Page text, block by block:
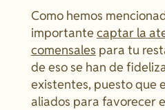
Como hemos
importante captar la
comensales para tu
de eso se han de
existentes, puesto que
aliados para favorecer